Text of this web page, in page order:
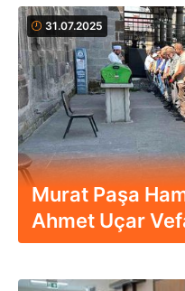
31.07.2025
Murat Paşa
Ahmet Uçar